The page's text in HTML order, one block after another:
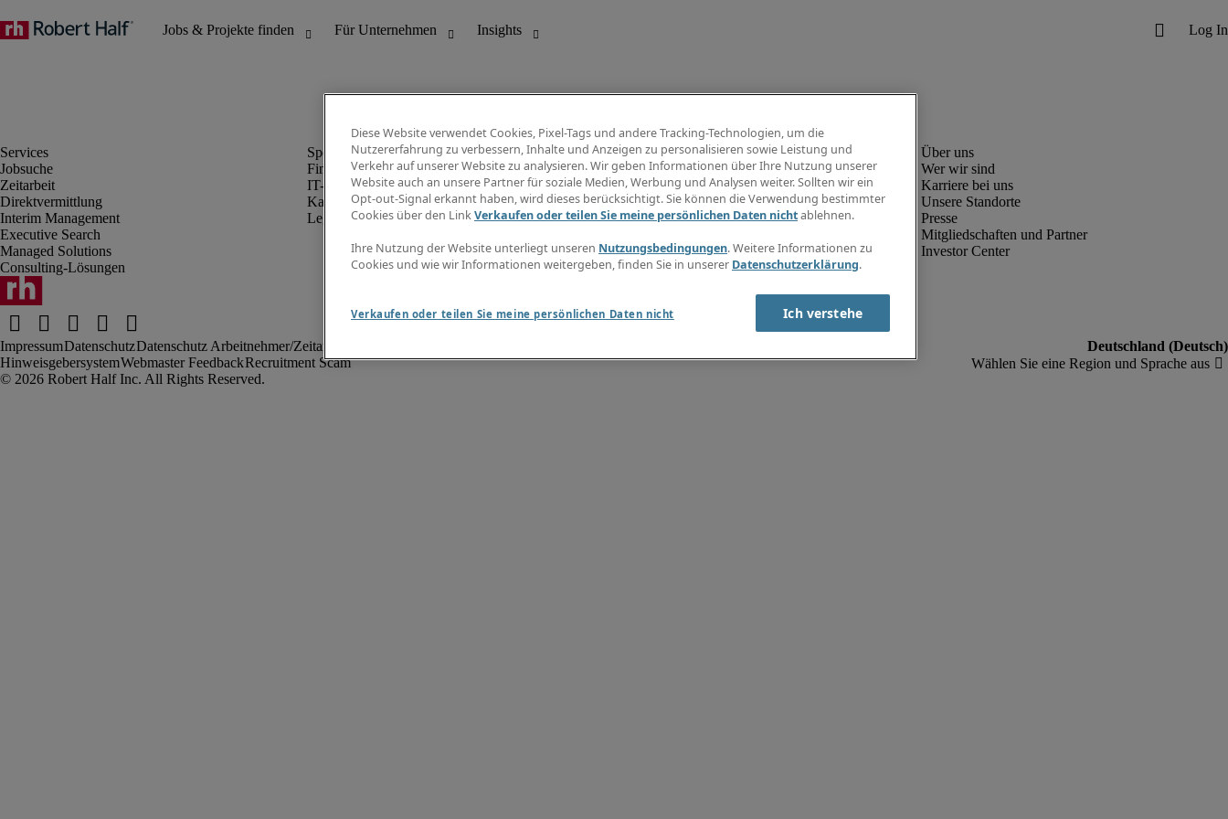
Jobsuche
Zeitarbeit
Direktvermittlung
Interim Management
Executive Search
Managed Solutions
Consulting-Lösungen
Finanz- & Rechnungswesen
IT-Bereich
Kaufmännischer Bereich
Legal
Info Center
Jobübersicht
Gehaltsübersicht
E-Learning
Wer wir sind
Karriere bei uns
Unsere Standorte
Presse
Mitgliedschaften und Partner
Investor Center
ImpressumDatenschutzDatenschutz Arbeitnehmer/Zeitarbeitskräfte
HinweisgebersystemWebmaster FeedbackRecruitment Scam
Diese Website verwendet Cookies, Pixel-Tags und andere Tracking-Technologien, um die
Nutzererfahrung zu verbessern, Inhalte und Anzeigen zu personalisieren sowie Leistung und
Verkehr auf unserer Website zu analysieren. Wir geben Informationen über Ihre Nutzung unserer
Website auch an unsere Partner für soziale Medien, Werbung und Analysen weiter. Sollten wir ein
Opt-out-Signal erkannt haben, wird dieses berücksichtigt. Sie können die Verwendung bestimmter
Cookies über den LinkVerkaufen oder teilen Sie meine persönlichen Daten nichtablehnen.
Ihre Nutzung der Website unterliegt unseren Nutzungsbedingungen. Weitere Informationen zu
Cookies und wie wir Informationen weitergeben, finden Sie in unserer Datenschutzerklärung.
Verkaufen oder teilen Sie meine persönlichen Daten nicht Ich verstehe